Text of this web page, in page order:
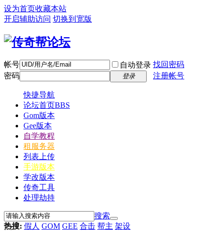
设为首页收藏本站
开启辅助访问 切换到宽版
帐号 自动登录 找回密码
密码
登录 注册帐号
快捷导航
论坛首页BBS
Gom版本
Gee版本
自学教程
租服务器
列表上传
手游版本
学改版本
传奇工具
处理劫持
搜索
热搜: 假人 GOM GEE 合击 帮主 架设